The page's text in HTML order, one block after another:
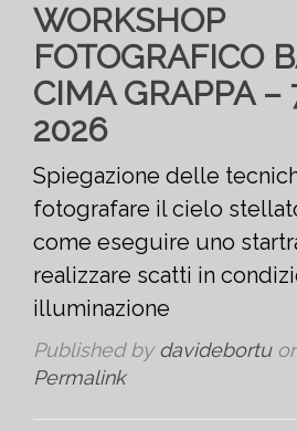
WORKSHOP
FOTOGRAFICO
CIMA GRAPPA –
2026
Spiegazione delle
fotografare il cielo
come eseguire uno
realizzare scatti in
illuminazione
Published by davidebortu
Permalink